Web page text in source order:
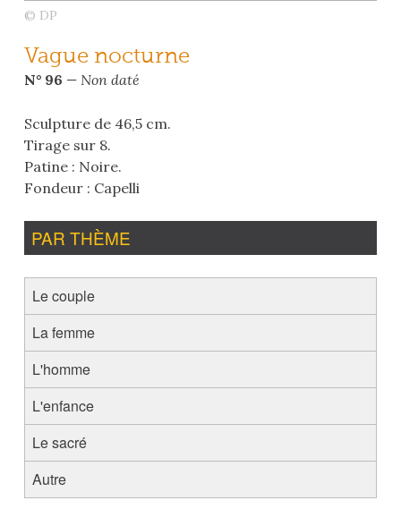
© DP
Vague nocturne
N° 96 — Non daté
Sculpture de 46,5 cm.
Tirage sur 8.
Patine : Noire.
Fondeur : Capelli
PAR THÈME
Le couple
La femme
L'homme
L'enfance
Le sacré
Autre